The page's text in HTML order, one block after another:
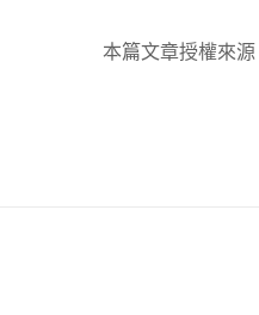
本篇文章授權來源